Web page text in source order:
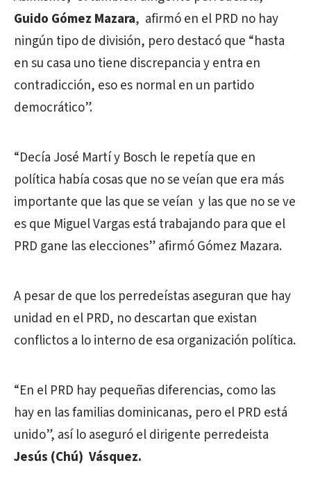
Guido Gómez Mazara, afirmó en el PRD no hay
ningún tipo de división, pero destacó que “hasta
en su casa uno tiene discrepancia y entra en
contradicción, eso es normal en un partido
democrático”.
“Decía José Martí y Bosch le repetía que en
política había cosas que no se veían que era más
importante que las que se veían y las que no se ve
es que Miguel Vargas está trabajando para que el
PRD gane las elecciones” afirmó Gómez Mazara.
A pesar de que los perredeístas aseguran que hay
unidad en el PRD, no descartan que existan
conflictos a lo interno de esa organización política.
“En el PRD hay pequeñas diferencias, como las
hay en las familias dominicanas, pero el PRD está
unido”, así lo aseguró el dirigente perredeista
Jesús (Chú) Vásquez.